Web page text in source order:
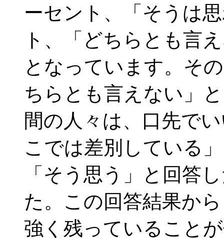
ーセント、「そうは
ト、「どちらとも言
となっています。そ
ちらとも言えない」
間の人々は、口先で
こでは差別している
「そう思う」と回答
た。この回答結果か
強く残っていること